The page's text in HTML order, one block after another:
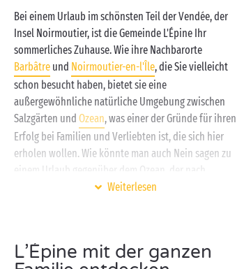
Bei einem Urlaub im schönsten Teil der Vendée, der
Insel Noirmoutier, ist die Gemeinde L'Épine Ihr
sommerliches Zuhause. Wie ihre Nachbarorte
Barbâtre und Noirmoutier-en-l'Île, die Sie vielleicht
schon besucht haben, bietet sie eine
außergewöhnliche natürliche Umgebung zwischen
Salzgärten und Ozean, was einer der Gründe für ihren
Erfolg bei Familien und Verliebten ist, die sich hier
erholen wollen. Wie könnte man auch Nein sagen zu
einem Urlaub gegenüber dem Ozean, der nach
Mimosen, Meeresluft und Kiefern duftet?
werden erfüllt, dank derBadebereichemit beheiztem
Weiterlesen
L’Épine mit der ganzen